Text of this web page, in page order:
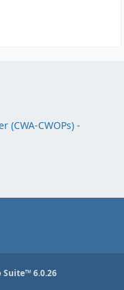
(CWA-CWOPs) -
Suite™ 6.0.26